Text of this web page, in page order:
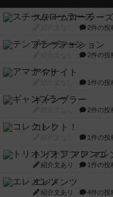
スチームローラーズ
2件の投
テンプテーション
2件の投
アマナイト
1件の投
ギャンブラー
2件の投
コレクト！
1件の投
トリオンフ ア マレ
紹介文あり 1件の投
エレメンツ
紹介文あり 4件の投